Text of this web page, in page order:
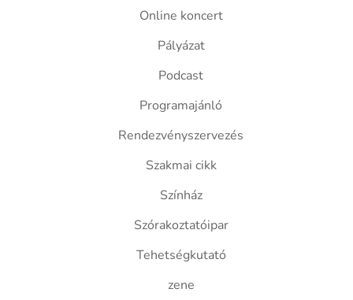
Online koncert
Pályázat
Podcast
Programajánló
Rendezvényszervezés
Szakmai cikk
Színház
Szórakoztatóipar
Tehetségkutató
zene